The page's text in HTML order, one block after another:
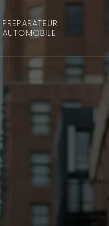
PREPARATEUR
AUTOMOBILE